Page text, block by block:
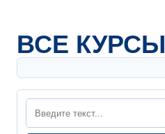
ВСЕ КУРСЫ